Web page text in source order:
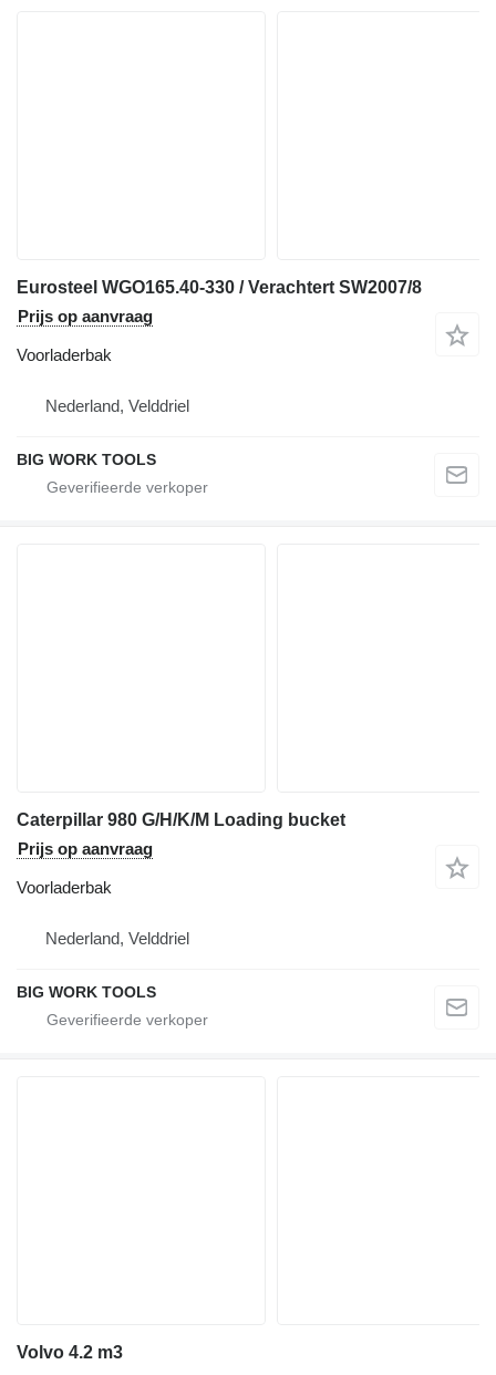
Eurosteel WGO165.40-330 / Verachtert SW2007/8
Prijs op aanvraag
Voorladerbak
Nederland, Velddriel
BIG WORK TOOLS
Caterpillar 980 G/H/K/M Loading bucket
Prijs op aanvraag
Voorladerbak
Nederland, Velddriel
BIG WORK TOOLS
Volvo 4.2 m3